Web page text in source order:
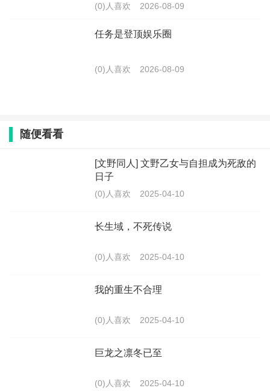
(0)人喜欢 2026-08-09
任务是登顶娱乐圈
(0)人喜欢 2026-08-09
随便看看
[文野同人] 文野乙女与自担成为死敌的
日子
(0)人喜欢 2025-04-10
长生域，不死传说
(0)人喜欢 2025-04-10
我的重生不合理
(0)人喜欢 2025-04-10
巨龙之凛冬已至
(0)人喜欢 2025-04-10